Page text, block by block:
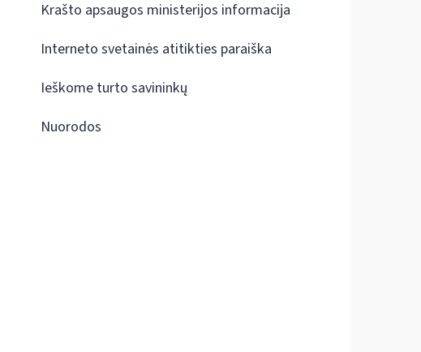
Krašto apsaugos ministerijos informacija
Interneto svetainės atitikties paraiška
Ieškome turto savininkų
Nuorodos